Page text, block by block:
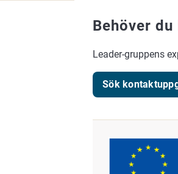
Behöver du
Leader-gruppens
Sök